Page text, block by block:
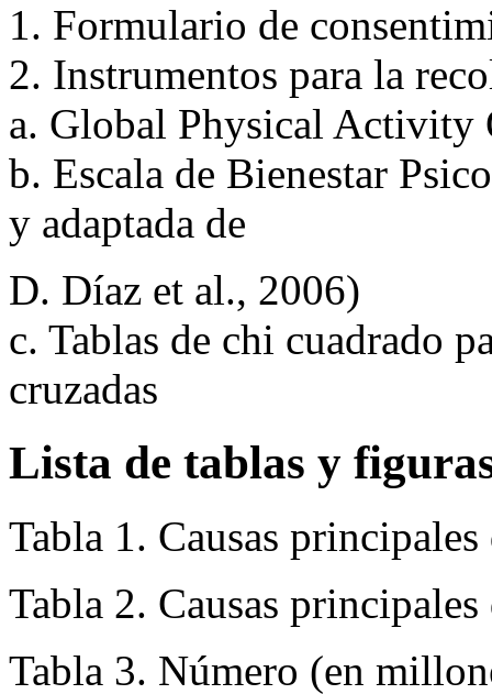
Anexos
1. Formulario de
2. Instrumentos para la
a. Global Physical Activity
b. Escala de Bienestar
y adaptada de
D. Díaz et al., 2006)
c. Tablas de chi cuadrado
cruzadas
Lista de tablas y
Tabla 1. Causas
Tabla 2. Causas